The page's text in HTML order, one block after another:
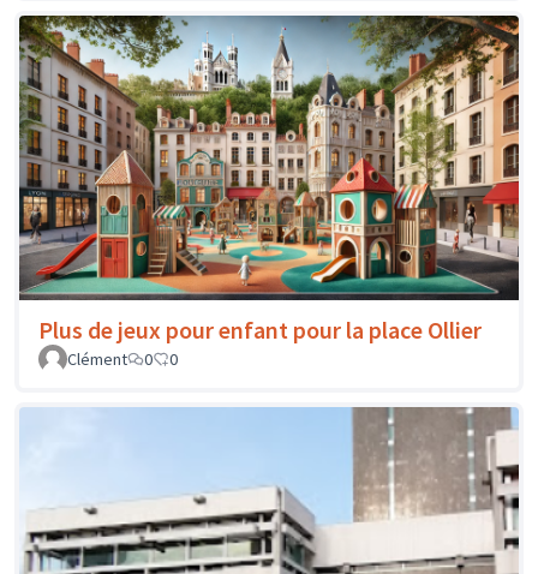
Plus de jeux pour enfant pour la place Ollier
Clément 0 0